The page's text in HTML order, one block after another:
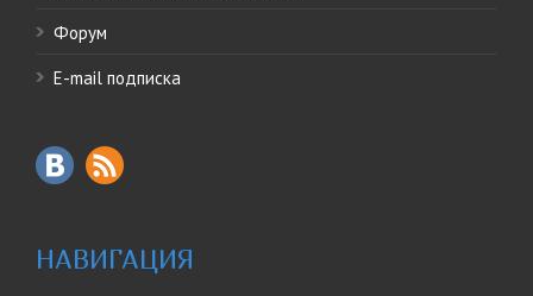
Форум
E-mail подписка
НАВИГАЦИЯ